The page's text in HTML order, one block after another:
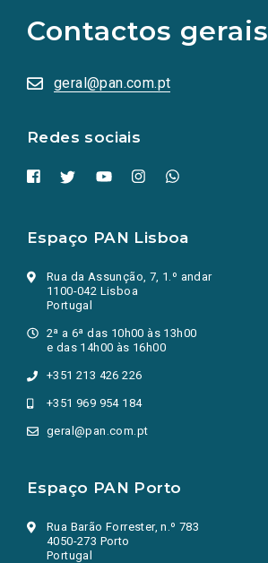
Contactos gerais
geral@pan.com.pt
Redes sociais
redes
sociais
numa
nova
Espaço PAN Lisboa
Rua da Assunção, 7, 1.º andar
1100-042 Lisboa
Portugal
2ª a 6ª das 10h00 às 13h00
e das 14h00 às 16h00
+351 213 426 226
+351 969 954 184
geral@pan.com.pt
Espaço PAN Porto
Rua Barão Forrester, n.º 783
4050-273 Porto
Portugal